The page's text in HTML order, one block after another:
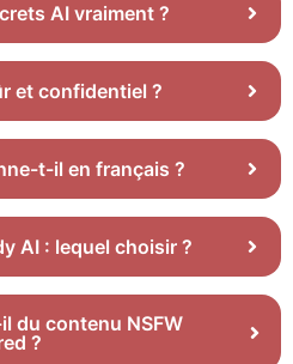
AI vraiment ?
et confidentiel ?
t-il en français ?
AI : lequel choisir ?
du contenu NSFW
?